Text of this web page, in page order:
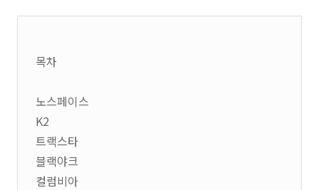
목차
노스페이스
K2
트랙스타
블랙야크
컬럼비아